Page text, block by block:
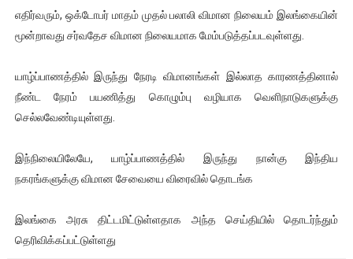
எதிர்வரும், ஒக்டோபர் மாதம் முதல் பலாலி விமான நிலையம் இலங்கையின்
மூன்றாவது சர்வதேச விமான நிலையமாக மேம்படுத்தப்படவுள்ளது.
யாழ்ப்பாணத்தில் இருந்து நேரடி விமானங்கள் இல்லாத காரணத்தினால்
நீண்ட நேரம் பயணித்து கொழும்பு வழியாக வெளிநாடுகளுக்கு
செல்லவேண்டியுள்ளது.
இந்நிலையிலேயே, யாழ்ப்பாணத்தில் இருந்து நான்கு இந்திய
நகரங்களுக்கு விமான சேவையை விரைவில் தொடங்க
இலங்கை அரசு திட்டமிட்டுள்ளதாக அந்த செய்தியில் தொடர்ந்தும்
தெரிவிக்கப்பட்டுள்ளது